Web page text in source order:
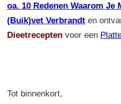
oa. 10 Redenen Waarom Je
(Buik)vet Verbrandt en
Dieetrecepten voor een
Tot binnenkort,